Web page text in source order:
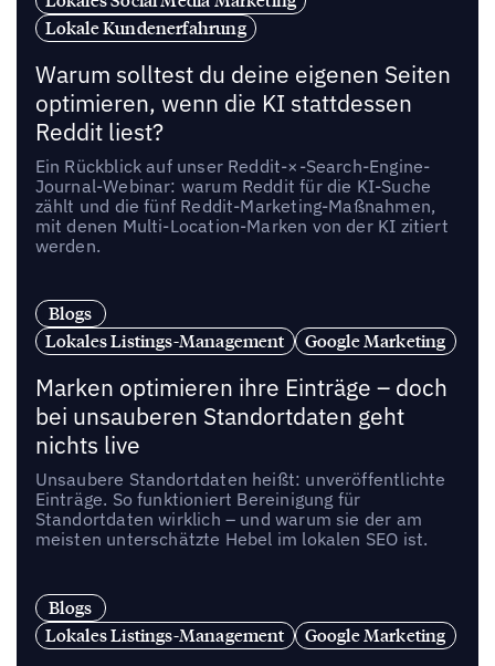
Lokale Kundenerfahrung
Warum solltest du deine eigenen Seiten
optimieren, wenn die KI stattdessen
Reddit liest?
Ein Rückblick auf unser Reddit-×-Search-Engine-
Journal-Webinar: warum Reddit für die KI-Suche
zählt und die fünf Reddit-Marketing-Maßnahmen,
mit denen Multi-Location-Marken von der KI zitiert
werden.
Blogs
Lokales Listings-Management
Google Marketing
Marken optimieren ihre Einträge – doch
bei unsauberen Standortdaten geht
nichts live
Unsaubere Standortdaten heißt: unveröffentlichte
Einträge. So funktioniert Bereinigung für
Standortdaten wirklich – und warum sie der am
meisten unterschätzte Hebel im lokalen SEO ist.
Blogs
Lokales Listings-Management
Google Marketing